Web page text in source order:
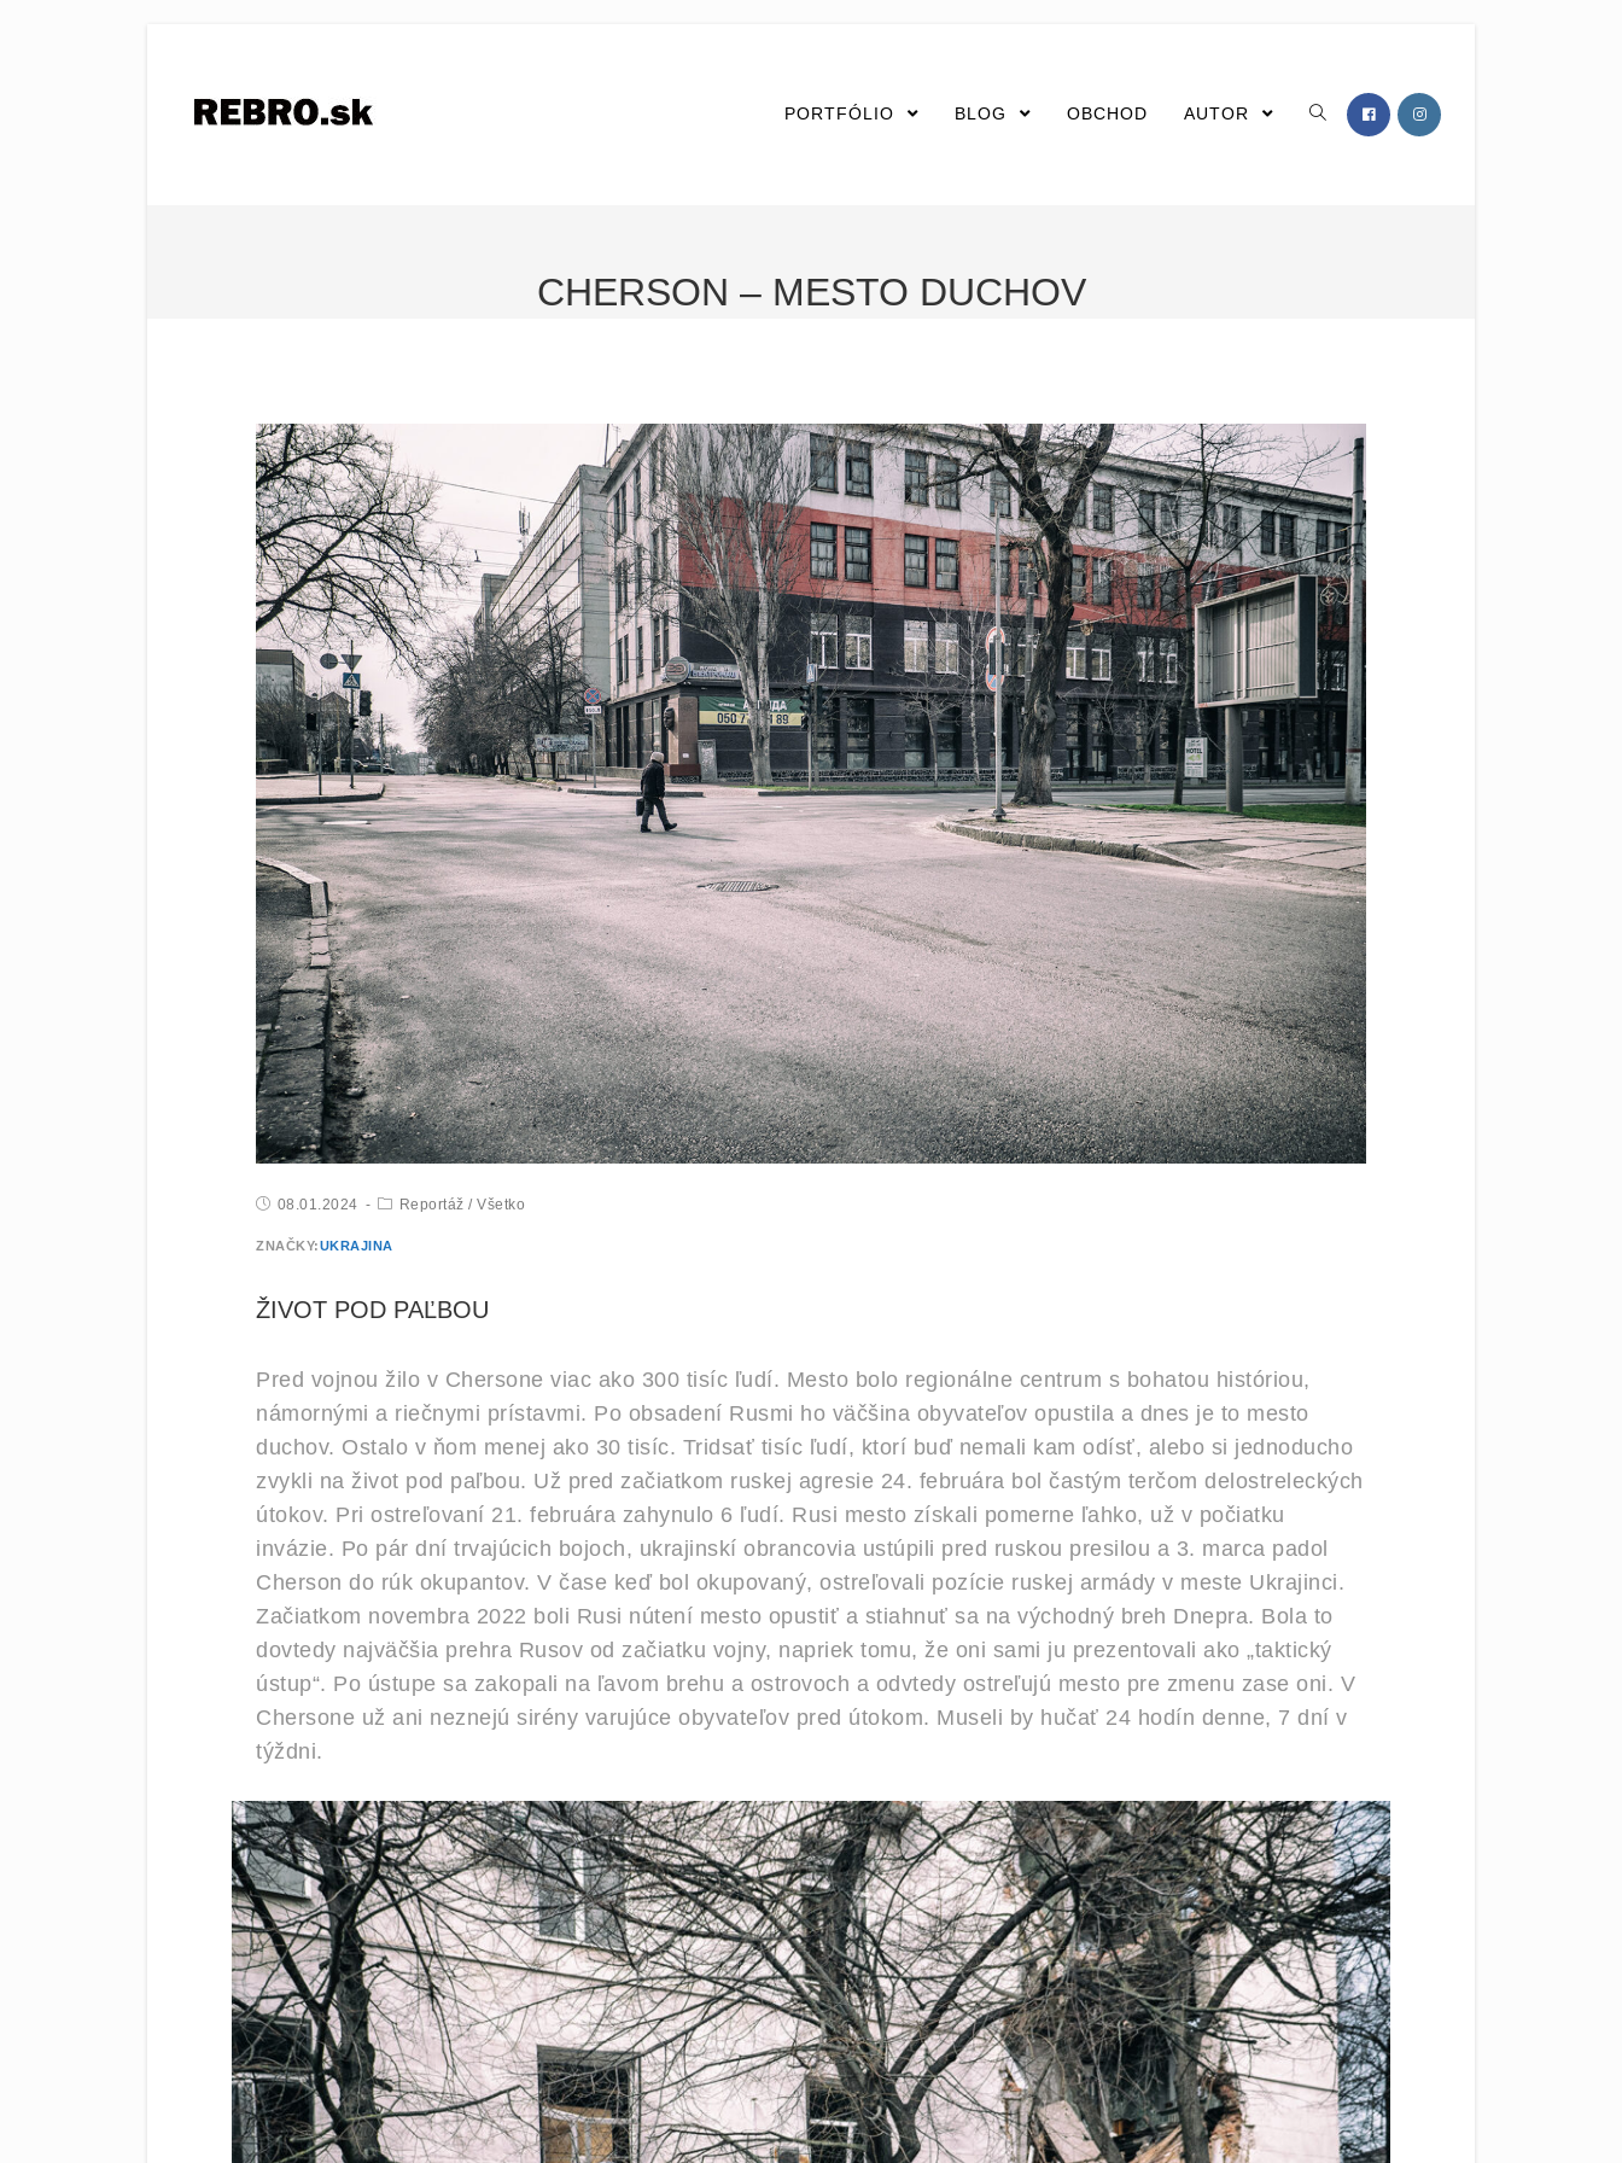
PORTFÓLIO BLOG OBCHOD AUTOR
CHERSON – MESTO DUCHOV
08.01.2024 Reportáž / Všetko
ZNAČKY:UKRAJINA
ŽIVOT POD PAĽBOU
Pred vojnou žilo v Chersone viac ako 300 tisíc ľudí. Mesto bolo regionálne centrum s bohatou históriou,
námornými a riečnymi prístavmi. Po obsadení Rusmi ho väčšina obyvateľov opustila a dnes je to mesto
duchov. Ostalo v ňom menej ako 30 tisíc. Tridsať tisíc ľudí, ktorí buď nemali kam odísť, alebo si jednoducho
zvykli na život pod paľbou. Už pred začiatkom ruskej agresie 24. februára bol častým terčom delostreleckých
útokov. Pri ostreľovaní 21. februára zahynulo 6 ľudí. Rusi mesto získali pomerne ľahko, už v počiatku
invázie. Po pár dní trvajúcich bojoch, ukrajinskí obrancovia ustúpili pred ruskou presilou a 3. marca padol
Cherson do rúk okupantov. V čase keď bol okupovaný, ostreľovali pozície ruskej armády v meste Ukrajinci.
Začiatkom novembra 2022 boli Rusi nútení mesto opustiť a stiahnuť sa na východný breh Dnepra. Bola to
dovtedy najväčšia prehra Rusov od začiatku vojny, napriek tomu, že oni sami ju prezentovali ako „taktický
ústup“. Po ústupe sa zakopali na ľavom brehu a ostrovoch a odvtedy ostreľujú mesto pre zmenu zase oni. V
Chersone už ani neznejú sirény varujúce obyvateľov pred útokom. Museli by hučať 24 hodín denne, 7 dní v
týždni.